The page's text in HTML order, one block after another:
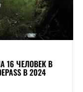
16 ЧЕЛОВЕК В
В 2024